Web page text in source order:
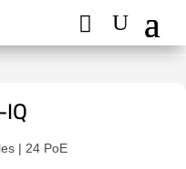
| 24 PoE